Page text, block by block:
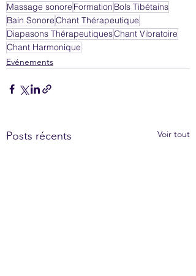
Massage sonore Formation Bols Tibétains
Bain SonoreChant Thérapeutique
Diapasons ThérapeutiquesChant Vibratoire
Chant Harmonique
Evénements
Posts récents Voir tout